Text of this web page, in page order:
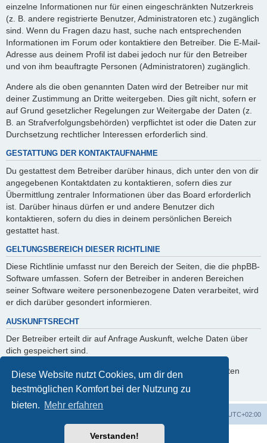
Diese Website nutzt Cookies, um dir den
bestmöglichen Komfort bei der Nutzung zu
bieten. Mehr erfahren
Verstanden!
einzelne Informationen nur für einen eingeschränkten Nutzerkreis
(z. B. andere registrierte Benutzer, Administratoren etc.) zugänglich
sind. Wenn du Fragen dazu hast, suche nach entsprechenden
Informationen im Forum oder kontaktiere den Betreiber. Die E-Mail-
Adresse aus deinem Profil ist dabei jedoch nur für den Betreiber
und von ihm beauftragte Personen (Administratoren) zugänglich.
Andere als die oben genannten Daten wird der Betreiber nur mit
deiner Zustimmung an Dritte weitergeben. Dies gilt nicht, sofern er
auf Grund gesetzlicher Regelungen zur Weitergabe der Daten (z.
B. an Strafverfolgungsbehörden) verpflichtet ist oder die Daten zur
Durchsetzung rechtlicher Interessen erforderlich sind.
GESTATTUNG DER KONTAKTAUFNAHME
Du gestattest dem Betreiber darüber hinaus, dich unter den von dir
angegebenen Kontaktdaten zu kontaktieren, sofern dies zur
Übermittlung zentraler Informationen über das Board erforderlich
ist. Darüber hinaus dürfen er und andere Benutzer dich
kontaktieren, sofern du dies in deinem persönlichen Bereich
gestattet hast.
GELTUNGSBEREICH DIESER RICHTLINIE
Diese Richtlinie umfasst nur den Bereich der Seiten, die die phpBB-
Software umfassen. Sofern der Betreiber in anderen Bereichen
seiner Software weitere personenbezogene Daten verarbeitet, wird
er dich darüber gesondert informieren.
AUSKUNFTSRECHT
Der Betreiber erteilt dir auf Anfrage Auskunft, welche Daten über
dich gespeichert sind.
Du kannst jederzeit die Löschung bzw. Sperrung deiner Daten
verlangen. Kontaktiere hierzu bitte den Betreiber.
UTC+02:00
Powered byphpBB® Forum Software © phpBB Limited